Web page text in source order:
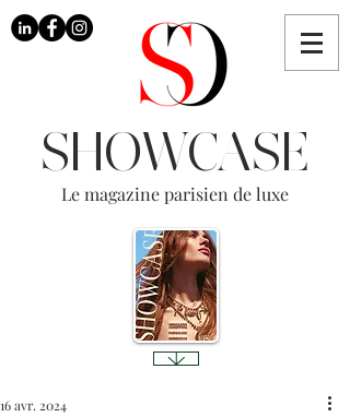
SHOWCASE
Le magazine parisien de luxe
16 avr. 2024